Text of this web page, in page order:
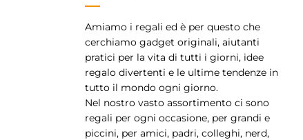
Amiamo i regali ed è per questo che
cerchiamo gadget originali, aiutanti
pratici per la vita di tutti i giorni, idee
regalo divertenti e le ultime tendenze in
tutto il mondo ogni giorno.
Nel nostro vasto assortimento ci sono
regali per ogni occasione, per grandi e
piccini, per amici, padri, colleghi, nerd,